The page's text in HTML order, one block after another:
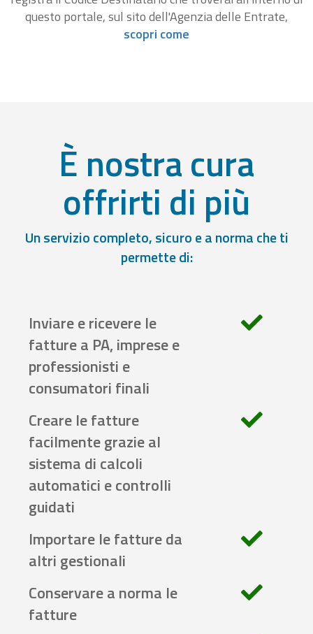
questo portale, sul sito dell'Agenzia delle Entrate,
scopri come
È nostra cura
offrirti di più
Un servizio completo, sicuro e a norma che ti
permette di:
Inviare e ricevere le
fatture a PA, imprese e
professionisti e
consumatori finali
Creare le fatture
facilmente grazie al
sistema di calcoli
automatici e controlli
guidati
Importare le fatture da
altri gestionali
Conservare a norma le
fatture